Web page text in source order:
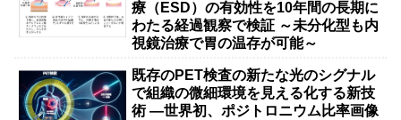
療（ESD）の有効性を10年間の長期に
わたる経過観察で検証 ～未分化型も内
視鏡治療で胃の温存が可能～
既存のPET検査の新たな光のシグナル
で組織の微細環境を見える化する新技
術 ―世界初、ポジトロニウム比率画像